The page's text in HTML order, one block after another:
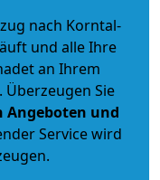
nach Korntal-
und alle Ihre
an Ihrem
Sie
Angeboten und
Service wird